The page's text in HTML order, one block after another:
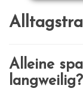
Alleine
langweilig?